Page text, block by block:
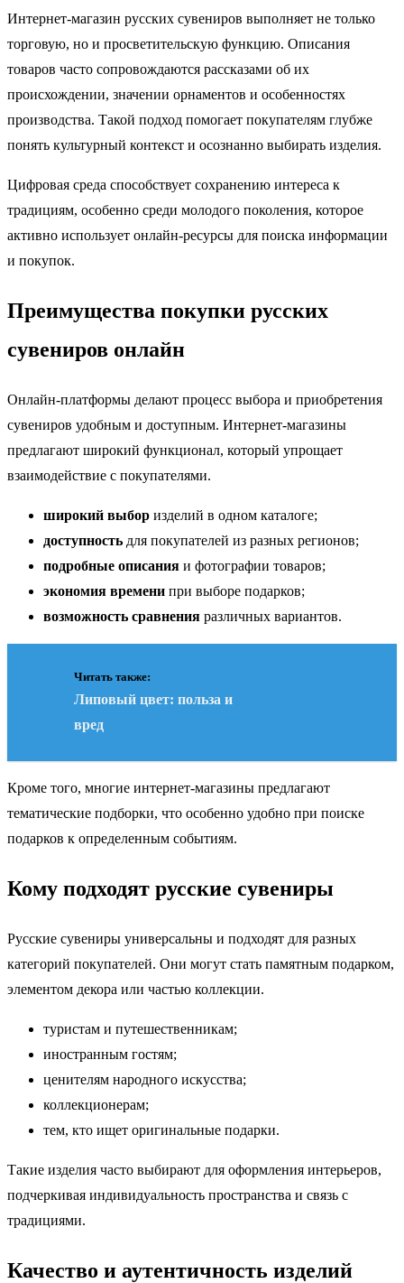
Интернет-магазин русских сувениров выполняет не только
торговую, но и просветительскую функцию. Описания
товаров часто сопровождаются рассказами об их
происхождении, значении орнаментов и особенностях
производства. Такой подход помогает покупателям глубже
понять культурный контекст и осознанно выбирать изделия.
Цифровая среда способствует сохранению интереса к
традициям, особенно среди молодого поколения, которое
активно использует онлайн-ресурсы для поиска информации
и покупок.
Преимущества покупки русских
сувениров онлайн
Онлайн-платформы делают процесс выбора и приобретения
сувениров удобным и доступным. Интернет-магазины
предлагают широкий функционал, который упрощает
взаимодействие с покупателями.
широкий выбор изделий в одном каталоге;
доступность для покупателей из разных регионов;
подробные описания и фотографии товаров;
экономия времени при выборе подарков;
возможность сравнения различных вариантов.
Читать также:
Липовый цвет: польза и
вред
Кроме того, многие интернет-магазины предлагают
тематические подборки, что особенно удобно при поиске
подарков к определенным событиям.
Кому подходят русские сувениры
Русские сувениры универсальны и подходят для разных
категорий покупателей. Они могут стать памятным подарком,
элементом декора или частью коллекции.
туристам и путешественникам;
иностранным гостям;
ценителям народного искусства;
коллекционерам;
тем, кто ищет оригинальные подарки.
Такие изделия часто выбирают для оформления интерьеров,
подчеркивая индивидуальность пространства и связь с
традициями.
Качество и аутентичность изделий